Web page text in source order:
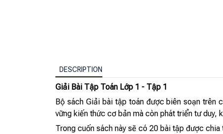
DESCRIPTION
Giải Bài Tập Toán Lớp 1 - Tập 1
Bộ sách Giải bài tập toán được biên soạn trên
vững kiến thức cơ bản mà còn phát triển tư duy,
Trong cuốn sách này sẽ có 20 bài tập được chia